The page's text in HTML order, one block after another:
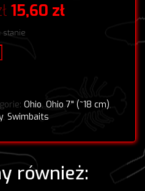
Pierwotna
cena
15,60 złAktualna
stanie
Ohio, Ohio 7" (~18 cm),
, Swimbaits
również: